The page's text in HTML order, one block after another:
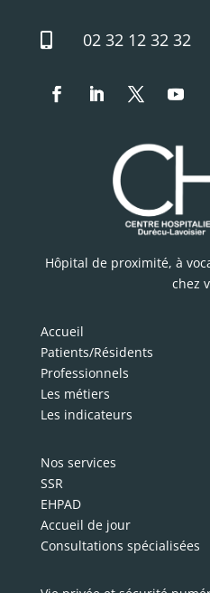
 02 32 12 32 32
Hôpital de proximité, à
chez
Accueil
Patients/Résidents
Professionnels
Les métiers
Les indicateurs
Nos services
SSR
EHPAD
Accueil de jour
Consultations spécialisées